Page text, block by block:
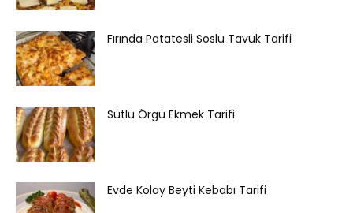
Fırında Patatesli Soslu Tavuk Tarifi
Sütlü Örgü Ekmek Tarifi
Evde Kolay Beyti Kebabı Tarifi